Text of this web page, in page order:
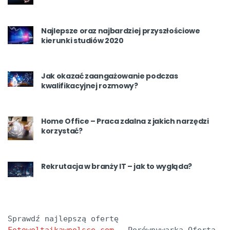
Najlepsze oraz najbardziej przyszłościowe
kierunki studiów 2020
Jak okazać zaangażowanie podczas
kwalifikacyjnej rozmowy?
Home Office – Praca zdalna z jakich narzędzi
korzystać?
Rekrutacja w branży IT – jak to wygląda?